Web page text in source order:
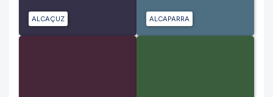
ALCAÇUZ ALCAPARRA